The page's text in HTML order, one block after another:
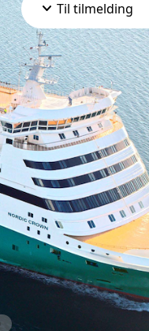
keyboard_arrow_down Til tilmelding